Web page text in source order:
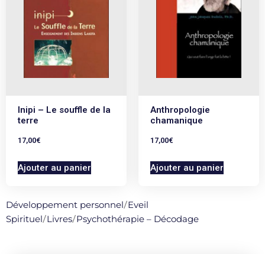
Inipi – Le souffle de la
terre
17,00€
Ajouter au panier
Anthropologie
chamanique
17,00€
Ajouter au panier
Développement personnel/Eveil
Spirituel/Livres/Psychothérapie – Décodage